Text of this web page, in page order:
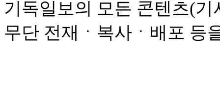
기독일보의 모든 콘텐츠(
무단 전재ㆍ복사ㆍ배포 등